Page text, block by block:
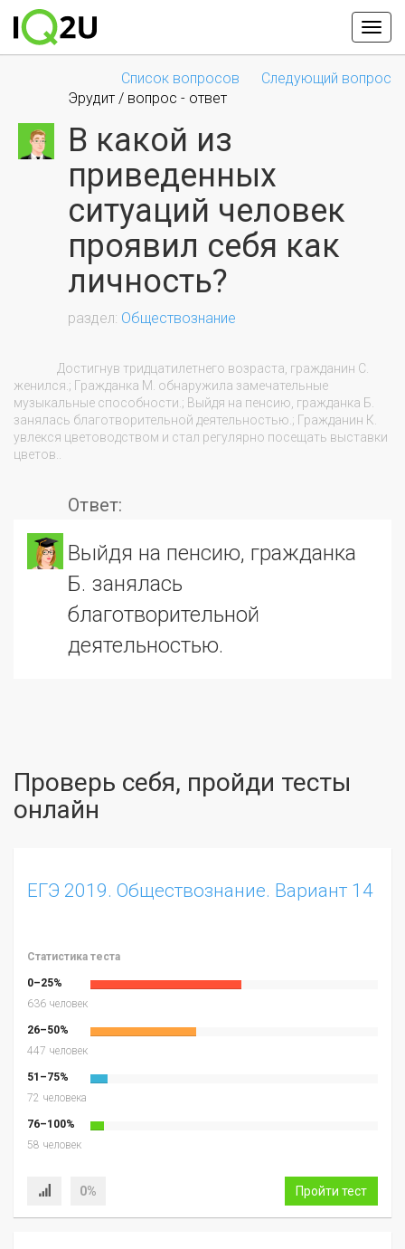
Список вопросов
Следующий вопрос
Эрудит / вопрос - ответ
В какой из
приведенных
ситуаций человек
проявил себя как
личность?
Обществознание
женился.; Гражданка М. обнаружила замечательные
музыкальные способности.; Выйдя на пенсию, гражданка Б.
занялась благотворительной деятельностью.; Гражданин К.
увлекся цветоводством и стал регулярно посещать выставки
цветов..
Ответ:
Выйдя на пенсию, гражданка
Б. занялась
благотворительной
деятельностью.
Проверь себя, пройди тесты
онлайн
ЕГЭ 2019. Обществознание. Вариант 14
Статистика теста
0–25%
636 человек
26–50%
447 человек
51–75%
72 человека
76–100%
58 человек
0% Пройти тест